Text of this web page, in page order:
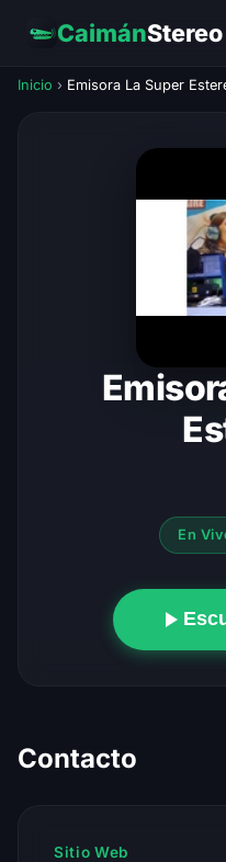
CaimánStereo
Inicio › Emisora La Super
En
Contacto
Sitio Web